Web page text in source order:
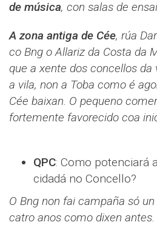
de música, con salas de
A zona antiga de Cée, rúa
co Bng o Allariz da Costa da
que a xente dos concellos
a vila, non a Toba como é
Cée baixan. O pequeno
fortemente favorecido coa
QPC: Como potenciará
cidadá no Concello?
O Bng non fai campaña só
catro anos como dixen